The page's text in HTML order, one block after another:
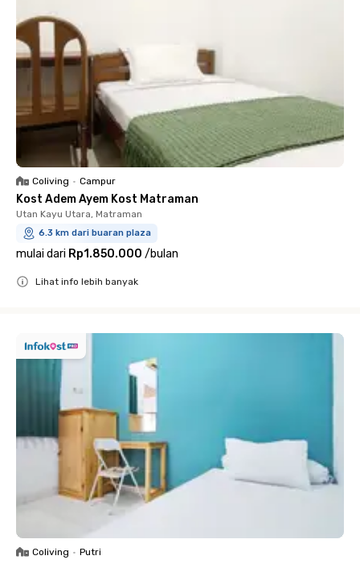
Coliving • Campur
Kost Adem Ayem Kost Matraman
Utan Kayu Utara, Matraman
6.3 km dari buaran plaza
mulai dari Rp1.850.000 /bulan
Lihat info lebih banyak
Coliving • Putri